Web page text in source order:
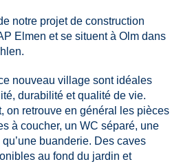
notre projet de construction
Elmen et se situent à Olm dans
nouveau village sont idéales
durabilité et qualité de vie.
on retrouve en général les pièces
à coucher, un WC séparé, une
buanderie. Des caves
au fond du jardin et